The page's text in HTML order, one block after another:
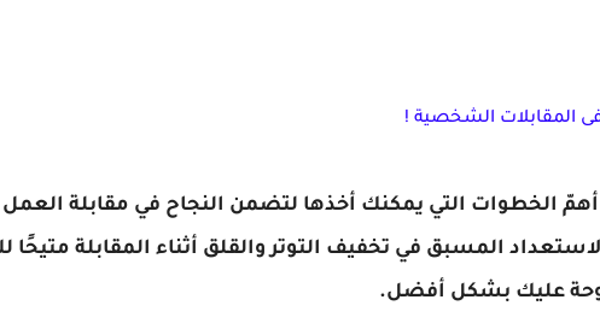
الخطوات التي يمكنك أخذها لتضمن النجاح في مقابلة
المسبق في تخفيف التوتر والقلق أثناء المقابلة متيحًا
عليك بشكل أفضل.